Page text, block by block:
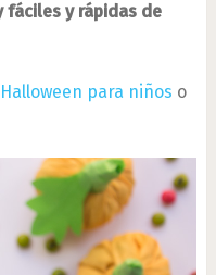
fáciles y rápidas de
para niños o